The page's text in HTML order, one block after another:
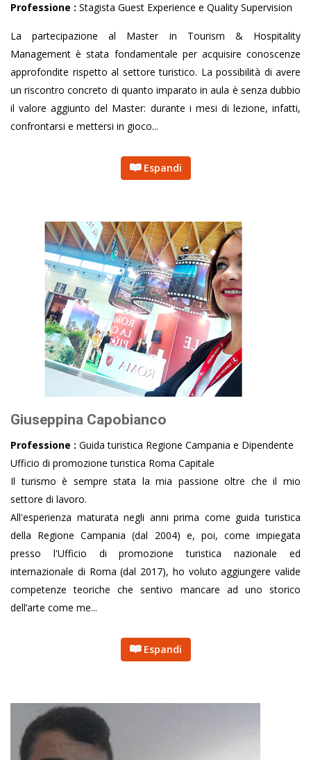
Professione : Stagista Guest Experience e Quality Supervision
La partecipazione al Master in Tourism & Hospitality
Management è stata fondamentale per acquisire conoscenze
approfondite rispetto al settore turistico. La possibilità di avere
un riscontro concreto di quanto imparato in aula è senza dubbio
il valore aggiunto del Master: durante i mesi di lezione, infatti,
confrontarsi e mettersi in gioco...
Espandi
Giuseppina Capobianco
Professione : Guida turistica Regione Campania e Dipendente
Ufficio di promozione turistica Roma Capitale
Il turismo è sempre stata la mia passione oltre che il mio
settore di lavoro.
All'esperienza maturata negli anni prima come guida turistica
della Regione Campania (dal 2004) e, poi, come impiegata
presso l'Ufficio di promozione turistica nazionale ed
internazionale di Roma (dal 2017), ho voluto aggiungere valide
competenze teoriche che sentivo mancare ad uno storico
dell’arte come me...
Espandi